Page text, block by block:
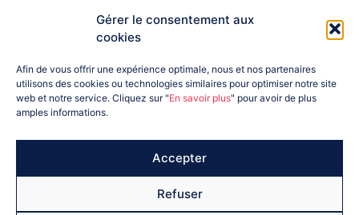
Gérer le consentement aux
cookies
Afin de vous offrir une expérience optimale, nous et nos partenaires
utilisons des cookies ou technologies similaires pour optimiser notre site
web et notre service. Cliquez sur "En savoir plus" pour avoir de plus
amples informations.
Accepter
Refuser
ADRESSE : 12 BIS RUE DU PRÉSIDENT DESPATYS, 77007 MELUN
TÉL : 01 60 56 04 57
EMAIL : SEINEETMARNE@FRANCEOLYMPIQUE.COM